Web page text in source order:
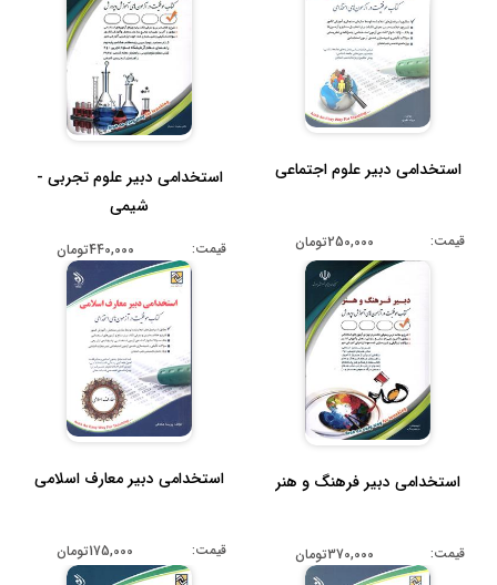
استخدامی دبیر علوم اجتماعی
قیمت: 250,000تومان
استخدامی دبیر علوم تجربی -
شیمی
قیمت: 440,000تومان
استخدامی دبیر فرهنگ و هنر
قیمت: 370,000تومان
استخدامی دبیر معارف اسلامی
قیمت: 175,000تومان